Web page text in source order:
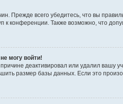
Прежде всего убедитесь, что вы
к конференции. Также возможно, что
могу войти!
деактивировал или удалил вашу
размер базы данных. Если это